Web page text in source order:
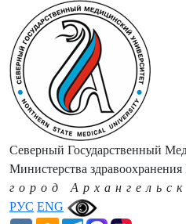
РУС ENG
Северный Государственный
Министерства
город Архангельск